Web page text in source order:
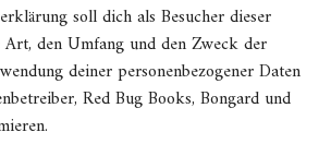
soll dich als Besucher dieser
Art, den Umfang und den Zweck der
deiner personenbezogener Daten
Red Bug Books, Bongard und